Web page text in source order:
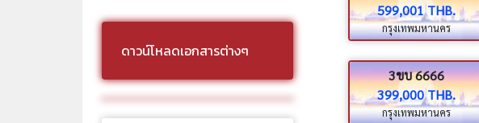
ดาวน์โหลดเอกสารต่างๆ
599,001 THB.
กรุงเทพมหานคร
3ขบ 6666
399,000 THB.
กรุงเทพมหานคร